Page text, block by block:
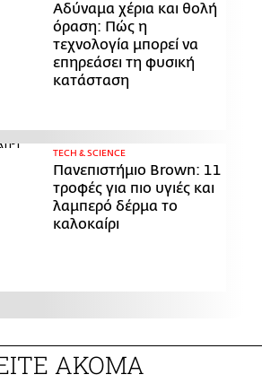
Αδύναμα χέρια και θολή
όραση: Πώς η
τεχνολογία μπορεί να
επηρεάσει τη φυσική
κατάσταση
ΤECH & SCIENCE
Πανεπιστήμιο Brown: 11
τροφές για πιο υγιές και
λαμπερό δέρμα το
καλοκαίρι
ΑΚΟΜΑ